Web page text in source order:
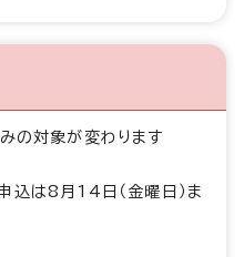
の対象が変わります
込は8月14日（金曜日）ま